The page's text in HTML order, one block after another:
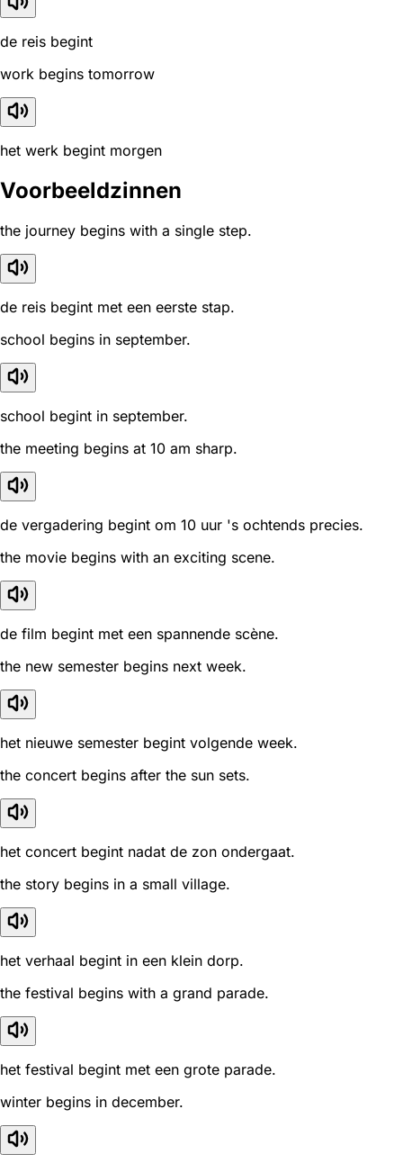
de reis begint
work begins tomorrow
het werk begint morgen
Voorbeeldzinnen
the journey begins with a single step.
de reis begint met een eerste stap.
school begins in september.
school begint in september.
the meeting begins at 10 am sharp.
de vergadering begint om 10 uur 's ochtends precies.
the movie begins with an exciting scene.
de film begint met een spannende scène.
the new semester begins next week.
het nieuwe semester begint volgende week.
the concert begins after the sun sets.
het concert begint nadat de zon ondergaat.
the story begins in a small village.
het verhaal begint in een klein dorp.
the festival begins with a grand parade.
het festival begint met een grote parade.
winter begins in december.